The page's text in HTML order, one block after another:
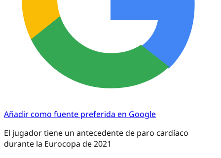
Añadir como fuente preferida en Google
El jugador tiene un antecedente de paro cardíaco
durante la Eurocopa de 2021